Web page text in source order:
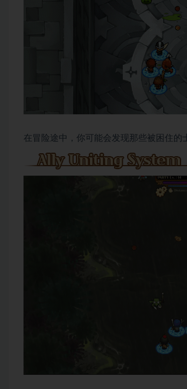
在冒险途中，你可能会发现那些被困住的